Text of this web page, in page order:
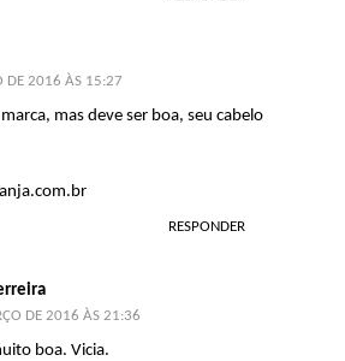
DE 2016 ÀS 15:27
mas deve ser boa, seu cabelo
RESPONDER
DE 2016 ÀS 21:36
boa. Vicia.